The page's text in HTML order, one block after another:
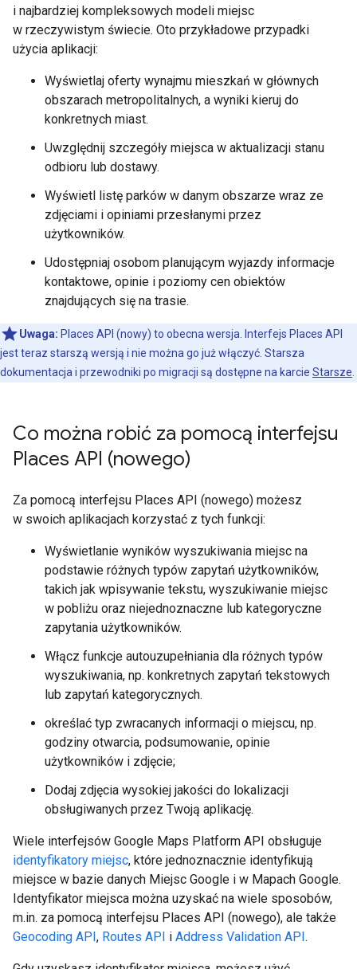
i najbardziej kompleksowych modeli miejsc
w rzeczywistym świecie. Oto przykładowe przypadki
użycia aplikacji:
Wyświetlaj oferty wynajmu mieszkań w głównych
obszarach metropolitalnych, a wyniki kieruj do
konkretnych miast.
Uwzględnij szczegóły miejsca w aktualizacji stanu
odbioru lub dostawy.
Wyświetl listę parków w danym obszarze wraz ze
zdjęciami i opiniami przesłanymi przez
użytkowników.
Udostępniaj osobom planującym wyjazdy informacje
kontaktowe, opinie i poziomy cen obiektów
znajdujących się na trasie.
Uwaga: Places API (nowy) to obecna wersja. Interfejs Places API
jest teraz starszą wersją i nie można go już włączyć. Starsza
dokumentacja i przewodniki po migracji są dostępne na karcie Starsze
Co można robić za pomocą interfejsu
Places API (nowego)
Za pomocą interfejsu Places API (nowego) możesz
w swoich aplikacjach korzystać z tych funkcji:
Wyświetlanie wyników wyszukiwania miejsc na
podstawie różnych typów zapytań użytkowników,
takich jak wpisywanie tekstu, wyszukiwanie miejsc
w pobliżu oraz niejednoznaczne lub kategoryczne
zapytania użytkowników.
Włącz funkcje autouzupełniania dla różnych typów
wyszukiwania, np. konkretnych zapytań tekstowych
lub zapytań kategorycznych.
określać typ zwracanych informacji o miejscu, np.
godziny otwarcia, podsumowanie, opinie
użytkowników i zdjęcie;
Dodaj zdjęcia wysokiej jakości do lokalizacji
obsługiwanych przez Twoją aplikację.
Wiele interfejsów Google Maps Platform API obsługuje
identyfikatory miejsc, które jednoznacznie identyfikują
miejsce w bazie danych Miejsc Google i w Mapach Google.
Identyfikator miejsca można uzyskać na wiele sposobów,
m.in. za pomocą interfejsu Places API (nowego), ale także
Geocoding API, Routes API i Address Validation API.